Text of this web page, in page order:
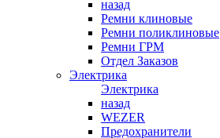
назад
Ремни клиновые
Ремни поликлиновые
Ремни ГРМ
Отдел Заказов
Электрика
Электрика
назад
WEZER
Предохранители